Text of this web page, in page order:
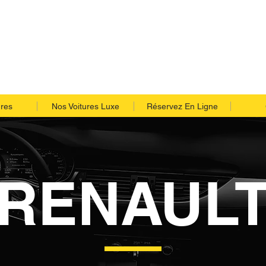
Nos Voitures Luxe Réservez En Ligne